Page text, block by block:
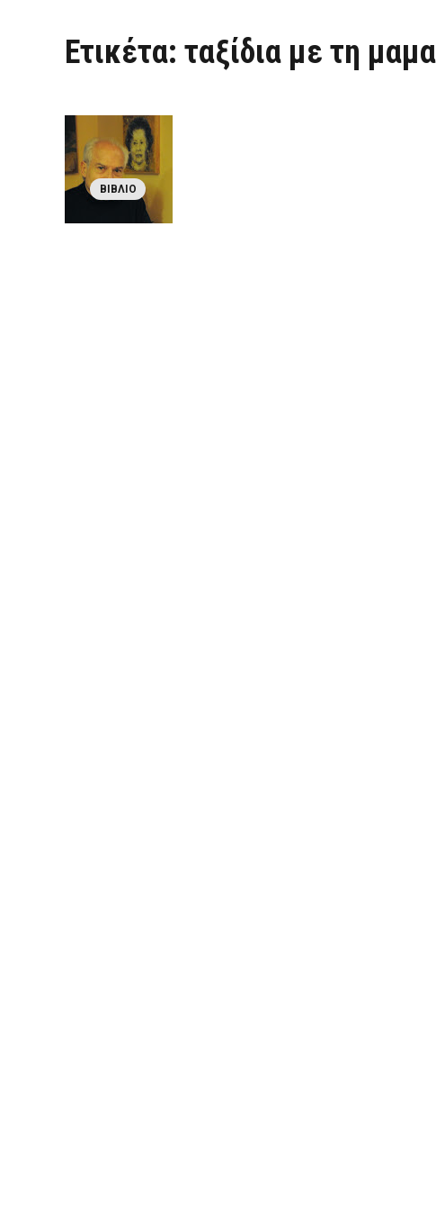
Ετικέτα: ταξίδια με τη μαμα
ΒΙΒΛΊΟ